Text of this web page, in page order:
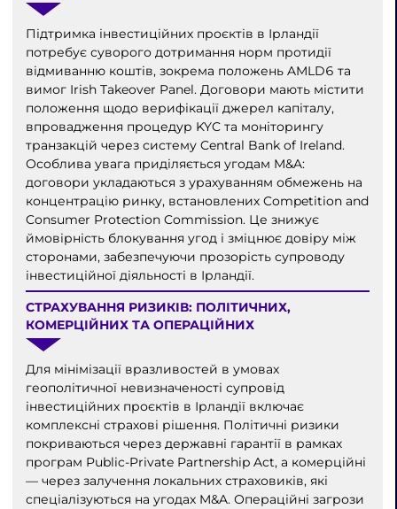
Підтримка інвестиційних проєктів в Ірландії
потребує суворого дотримання норм протидії
відмиванню коштів, зокрема положень AMLD6 та
вимог Irish Takeover Panel. Договори мають містити
положення щодо верифікації джерел капіталу,
впровадження процедур KYC та моніторингу
транзакцій через систему Central Bank of Ireland.
Особлива увага приділяється угодам M&A:
договори укладаються з урахуванням обмежень на
концентрацію ринку, встановлених Competition and
Consumer Protection Commission. Це знижує
ймовірність блокування угод і зміцнює довіру між
сторонами, забезпечуючи прозорість супроводу
інвестиційної діяльності в Ірландії.
СТРАХУВАННЯ РИЗИКІВ: ПОЛІТИЧНИХ,
КОМЕРЦІЙНИХ ТА ОПЕРАЦІЙНИХ
Для мінімізації вразливостей в умовах
геополітичної невизначеності супровід
інвестиційних проєктів в Ірландії включає
комплексні страхові рішення. Політичні ризики
покриваються через державні гарантії в рамках
програм Public-Private Partnership Act, а комерційні
— через залучення локальних страховиків, які
спеціалізуються на угодах M&A. Операційні загрози